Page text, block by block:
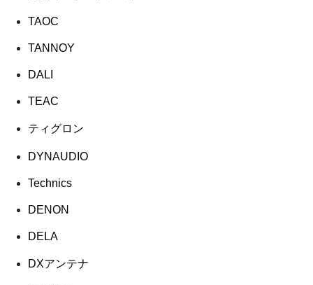
TAOC
TANNOY
DALI
TEAC
ティグロン
DYNAUDIO
Technics
DENON
DELA
DXアンテナ